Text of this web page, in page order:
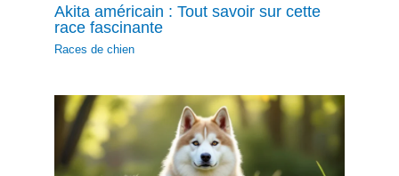
Akita américain : Tout savoir sur cette
race fascinante
Races de chien